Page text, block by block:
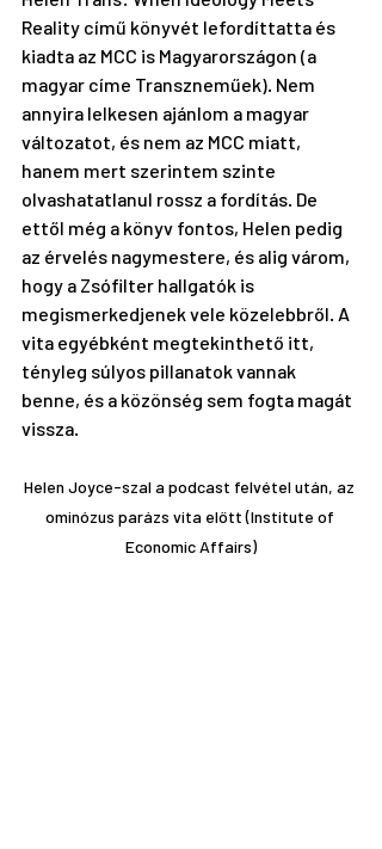
Reality című könyvét lefordíttatta és
kiadta az MCC is Magyarországon (a
magyar címe Transzneműek). Nem
annyira lelkesen ajánlom a magyar
változatot, és nem az MCC miatt,
hanem mert szerintem szinte
olvashatatlanul rossz a fordítás. De
ettől még a könyv fontos, Helen pedig
az érvelés nagymestere, és alig várom,
hogy a Zsófilter hallgatók is
megismerkedjenek vele közelebbről. A
vita egyébként megtekinthető itt,
tényleg súlyos pillanatok vannak
benne, és a közönség sem fogta magát
vissza.
Helen Joyce-szal a podcast felvétel után, az
ominózus parázs vita előtt (Institute of
Economic Affairs)